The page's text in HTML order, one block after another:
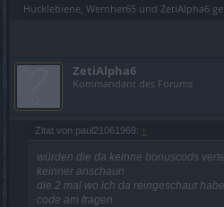
Hucklebiene Wernher65 und ZetiAlpha6
ZetiAlpha6
Kommandant des Forums
Zitat von paul21061969: ↑
würden die da keinne bonuscods
keinner anschaun
die 2 mal wo ich da reingeschaut
code am fragen